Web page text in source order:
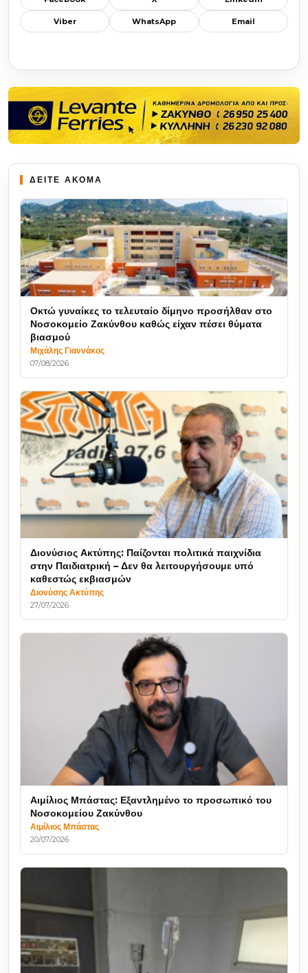
Viber WhatsApp Email
ΔΕΙΤΕ ΑΚΟΜΑ
Οκτώ γυναίκες το τελευταίο δίμηνο προσήλθαν στο
Νοσοκομείο Ζακύνθου καθώς είχαν πέσει θύματα
βιασμού
Μιχάλης Γιαννάκος
07/08/2026
Διονύσιος Ακτύπης: Παίζονται πολιτικά παιχνίδια
στην Παιδιατρική – Δεν θα λειτουργήσουμε υπό
καθεστώς εκβιασμών
Διονύσης Ακτύπης
27/07/2026
Αιμίλιος Μπάστας: Εξαντλημένο το προσωπικό του
Νοσοκομείου Ζακύνθου
Αιμίλιος Μπάστας
20/07/2026